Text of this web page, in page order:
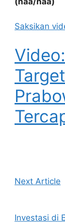
Saksikan
Next Article
Investasi di